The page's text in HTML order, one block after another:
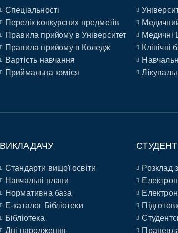
Спеціальності
Перелік конкурсних предметів
Правила прийому в Університет
Правила прийому в Коледж
Вартість навчання
Приймальна коміся
Медичні
Клінічні
ВИКЛАДАЧУ
Стандарти вищої освіти
Навчальні плани
Нормативна база
E-каталог Бібліотеки
Бібліотека
Дні народження
Розклад